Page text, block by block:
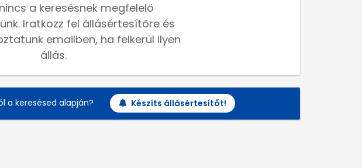
a keresésnek megfelelő
Iratkozz fel állásértesítőre és
emailben, ha felkerül ilyen
állás.
a keresésed alapján? Készíts állásértesítőt!